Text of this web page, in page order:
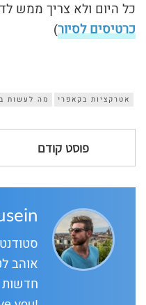
כל היום ולא צריך ממש
כרטיסים לסיור)
אטרקציות בקאפרי מה לעשות
פוסט קודם
אוהב
חדשות